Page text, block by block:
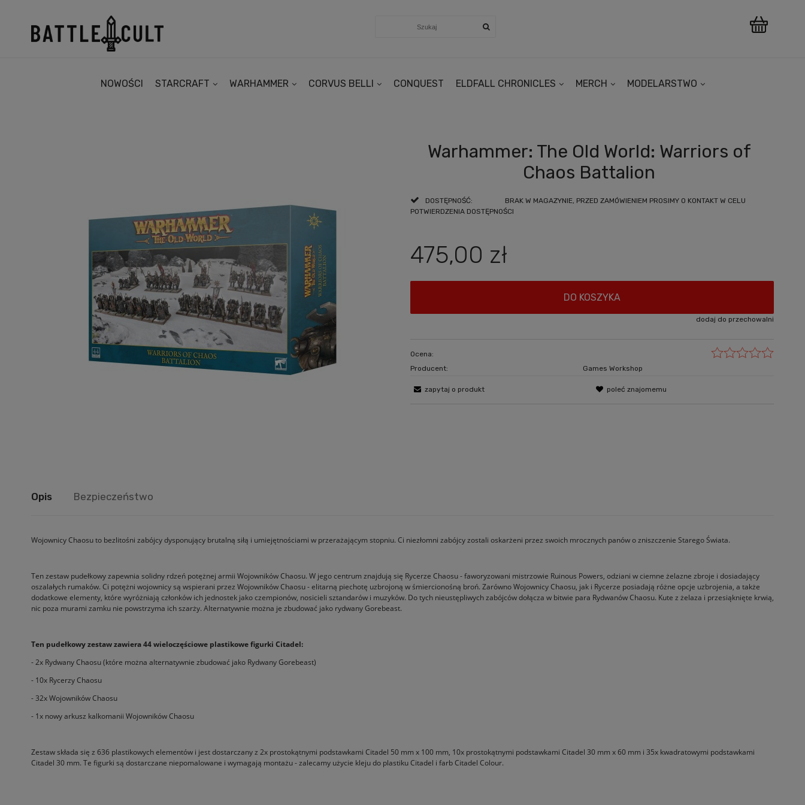
NOWOŚCI STARCRAFT WARHAMMER CORVUS BELLI CONQUEST ELDFALL CHRONICLES MERCH MODELARSTWO
Warhammer: The Old World: Warriors of
Chaos Battalion
DOSTĘPNOŚĆ:
BRAK W MAGAZYNIE, PRZED ZAMÓWIENIEM PROSIMY O KONTAKT W CELU
POTWIERDZENIA DOSTĘPNOŚCI
475,00 zł
DO KOSZYKA
dodaj do przechowalni
Ocena:
Producent:
Games Workshop
zapytaj o produkt poleć znajomemu
Opis Bezpieczeństwo
Wojownicy Chaosu to bezlitośni zabójcy dysponujący brutalną siłą i umiejętnościami w przerażającym stopniu. Ci niezłomni zabójcy zostali oskarżeni przez swoich mrocznych panów o zniszczenie Starego Świata.
Ten zestaw pudełkowy zapewnia solidny rdzeń potężnej armii Wojowników Chaosu. W jego centrum znajdują się Rycerze Chaosu - faworyzowani mistrzowie Ruinous Powers, odziani w ciemne żelazne zbroje i dosiadający
oszalałych rumaków. Ci potężni wojownicy są wspierani przez Wojowników Chaosu - elitarną piechotę uzbrojoną w śmiercionośną broń. Zarówno Wojownicy Chaosu, jak i Rycerze posiadają różne opcje uzbrojenia, a także
dodatkowe elementy, które wyróżniają członków ich jednostek jako czempionów, nosicieli sztandarów i muzyków. Do tych nieustępliwych zabójców dołącza w bitwie para Rydwanów Chaosu. Kute z żelaza i przesiąknięte krwią,
nic poza murami zamku nie powstrzyma ich szarży. Alternatywnie można je zbudować jako rydwany Gorebeast.
Ten pudełkowy zestaw zawiera 44 wieloczęściowe plastikowe figurki Citadel:
- 2x Rydwany Chaosu (które można alternatywnie zbudować jako Rydwany Gorebeast)
- 10x Rycerzy Chaosu
- 32x Wojowników Chaosu
- 1x nowy arkusz kalkomanii Wojowników Chaosu
Zestaw składa się z 636 plastikowych elementów i jest dostarczany z 2x prostokątnymi podstawkami Citadel 50 mm x 100 mm, 10x prostokątnymi podstawkami Citadel 30 mm x 60 mm i 35x kwadratowymi podstawkami
Citadel 30 mm. Te figurki są dostarczane niepomalowane i wymagają montażu - zalecamy użycie kleju do plastiku Citadel i farb Citadel Colour.